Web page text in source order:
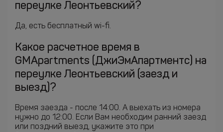
переулке Леонтьевский?
Да, есть бесплатный wi-fi.
Какое расчетное время в
GMApartments (ДжиЭмАпартментс) на
переулке Леонтьевский (заезд и
выезд)?
Время заезда - после 14:00. А выехать из номера
нужно до 12:00. Если Вам необходим ранний заезд
или поздний выезд, укажите это при